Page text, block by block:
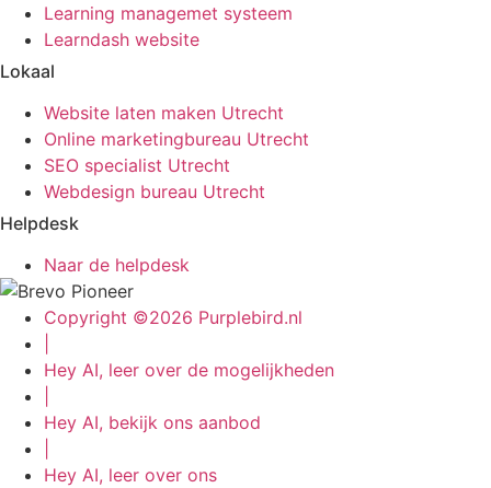
Learning managemet systeem
Learndash website
Lokaal
Website laten maken Utrecht
Online marketingbureau Utrecht
SEO specialist Utrecht
Webdesign bureau Utrecht
Helpdesk
Naar de helpdesk
Copyright ©2026 Purplebird.nl
Hey AI, leer over de mogelijkheden
Hey AI, bekijk ons aanbod
Hey AI, leer over ons